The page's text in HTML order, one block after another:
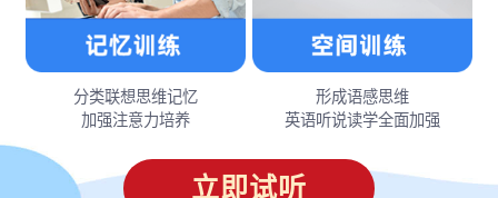
分类联想思维记忆
加强注意力培养
形成语感思维
英语听说读学全面加强
立即试听